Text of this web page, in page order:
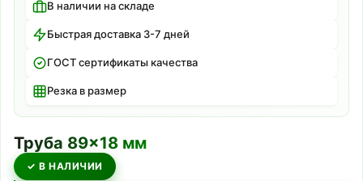
В наличии на складе
Быстрая доставка 3-7 дней
ГОСТ сертификаты качества
Резка в размер
Труба 89×18 мм
✓ В НАЛИЧИИ